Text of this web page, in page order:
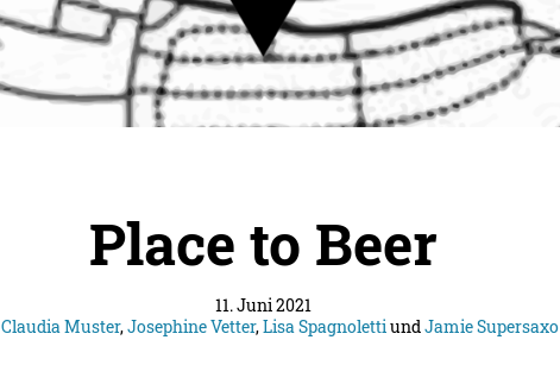
Place to Beer
11. Juni 2021
Claudia Muster,Josephine Vetter,Lisa SpagnolettiundJamie Supersaxo